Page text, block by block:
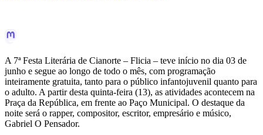
A 7ª Festa Literária de Cianorte – Flicia – teve início no dia 03 de
junho e segue ao longo de todo o mês, com programação
inteiramente gratuita, tanto para o público infantojuvenil quanto para
o adulto. A partir desta quinta-feira (13), as atividades acontecem na
Praça da República, em frente ao Paço Municipal. O destaque da
noite será o rapper, compositor, escritor, empresário e músico,
Gabriel O Pensador.